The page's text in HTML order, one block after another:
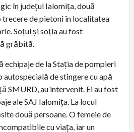
în județul Ialomița, două
trecere de pietoni în localitatea
Soțul și soția au fost
grăbită.
echipaje de la Stația de pompieri
autospecială de stingere cu apă
SMURD, au intervenit. Ei au fost
ale SAJ Ialomița. La locul
două persoane. O femeie de
cu viața, iar un